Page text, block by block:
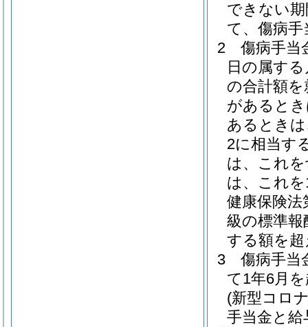
できない
て、傷病
2
傷病手当
日の属す
の合計額
があると
あるとき
2に相当す
は、これ
は、これ
健康保険法
級の標準
する額を
3
傷病手当
て1年6月
(新型コロ
手当金と給